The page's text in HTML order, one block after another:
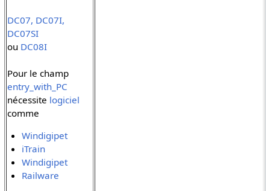
DC07, DC07I,
DC07SI
ou DC08I
Pour le champ
entry_with_PC
nécessite logiciel
comme
Windigipet
iTrain
Windigipet
Railware